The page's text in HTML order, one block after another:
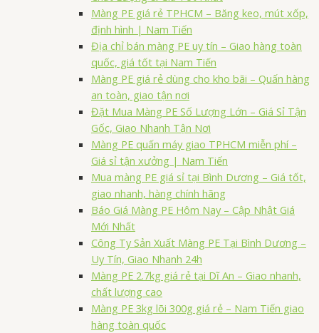
Màng PE giá rẻ TPHCM – Băng keo, mút xốp,
định hình | Nam Tiến
Địa chỉ bán màng PE uy tín – Giao hàng toàn
quốc, giá tốt tại Nam Tiến
Màng PE giá rẻ dùng cho kho bãi – Quấn hàng
an toàn, giao tận nơi
Đặt Mua Màng PE Số Lượng Lớn – Giá Sỉ Tận
Gốc, Giao Nhanh Tận Nơi
Màng PE quấn máy giao TPHCM miễn phí –
Giá sỉ tận xưởng | Nam Tiến
Mua màng PE giá sỉ tại Bình Dương – Giá tốt,
giao nhanh, hàng chính hãng
Báo Giá Màng PE Hôm Nay – Cập Nhật Giá
Mới Nhất
Công Ty Sản Xuất Màng PE Tại Bình Dương –
Uy Tín, Giao Nhanh 24h
Màng PE 2.7kg giá rẻ tại Dĩ An – Giao nhanh,
chất lượng cao
Màng PE 3kg lõi 300g giá rẻ – Nam Tiến giao
hàng toàn quốc